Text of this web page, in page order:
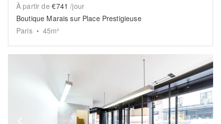
À partir de €741 /jour
Boutique Marais sur Place Prestigieuse
Paris • 45m²
Show previous slide